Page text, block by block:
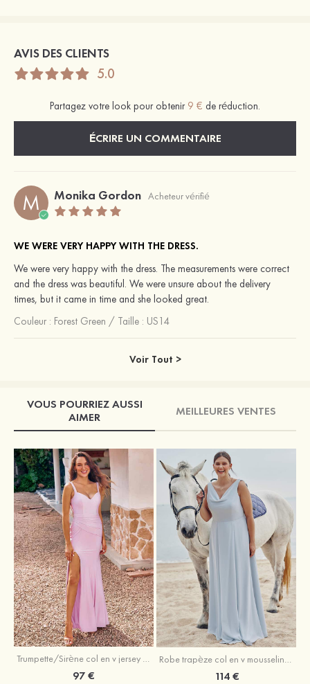
AVIS DES CLIENTS
5.0
Partagez votre look pour obtenir 9 € de réduction.
ÉCRIRE UN COMMENTAIRE
M Monika Gordon Acheteur vérifié
WE WERE VERY HAPPY WITH THE DRESS.
We were very happy with the dress. The measurements were correct
and the dress was beautiful. We were unsure about the delivery
times, but it came in time and she looked great.
Couleur : Forest Green / Taille : US14
Voir Tout >
VOUS POURRIEZ AUSSI
AIMER
MEILLEURES VENTES
Trumpette/Sirène col en v jersey ras du sol robe de demoiselle d'honneur
97 € 114 €